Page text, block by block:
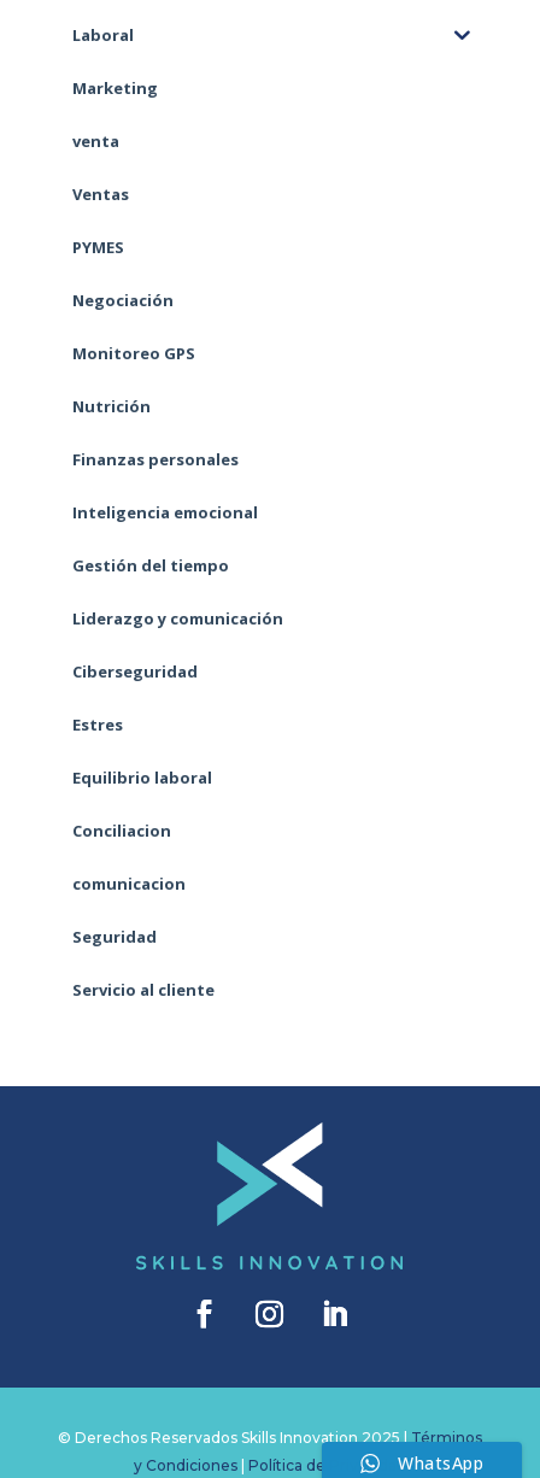
Laboral
Marketing
venta
Ventas
PYMES
Negociación
Monitoreo GPS
Nutrición
Finanzas personales
Inteligencia emocional
Gestión del tiempo
Liderazgo y comunicación
Ciberseguridad
Estres
Equilibrio laboral
Conciliacion
comunicacion
Seguridad
Servicio al cliente
© Derechos Reservados Skills Innovation 2025 | Términos
y Condiciones| Política de PrivacidadWhatsApp